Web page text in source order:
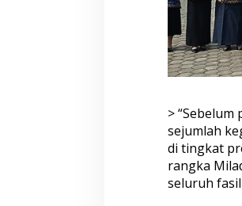
>
sejumlah
di tingkat
rangka
seluruh